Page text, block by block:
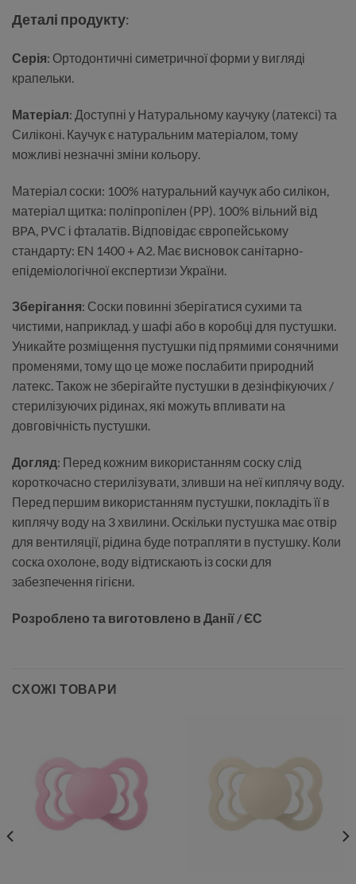
Деталі продукту:
Серія: Ортодонтичні симетричної форми у вигляді
крапельки.
Матеріал: Доступні у Натуральному каучуку (латексі) та
Силіконі. Каучук є натуральним матеріалом, тому
можливі незначні зміни кольору.
Матеріал соски: 100% натуральний каучук або силікон,
матеріал щитка: поліпропілен (PP). 100% вільний від
BPA, PVC і фталатів. Відповідає європейському
стандарту: EN 1400 + A2. Має висновок санітарно-
епідеміологічної експертизи України.
Зберігання: Соски повинні зберігатися сухими та
чистими, наприклад. у шафі або в коробці для пустушки.
Уникайте розміщення пустушки під прямими сонячними
променями, тому що це може послабити природний
латекс. Також не зберігайте пустушки в дезінфікуючих /
стерилізуючих рідинах, які можуть впливати на
довговічність пустушки.
Догляд: Перед кожним використанням соску слід
короткочасно стерилізувати, зливши на неї киплячу воду.
Перед першим використанням пустушки, покладіть її в
киплячу воду на 3 хвилини. Оскільки пустушка має отвір
для вентиляції, рідина буде потрапляти в пустушку. Коли
соска охолоне, воду відтискають із соски для
забезпечення гігієни.
Розроблено та виготовлено в Данії / ЄС
СХОЖІ ТОВАРИ